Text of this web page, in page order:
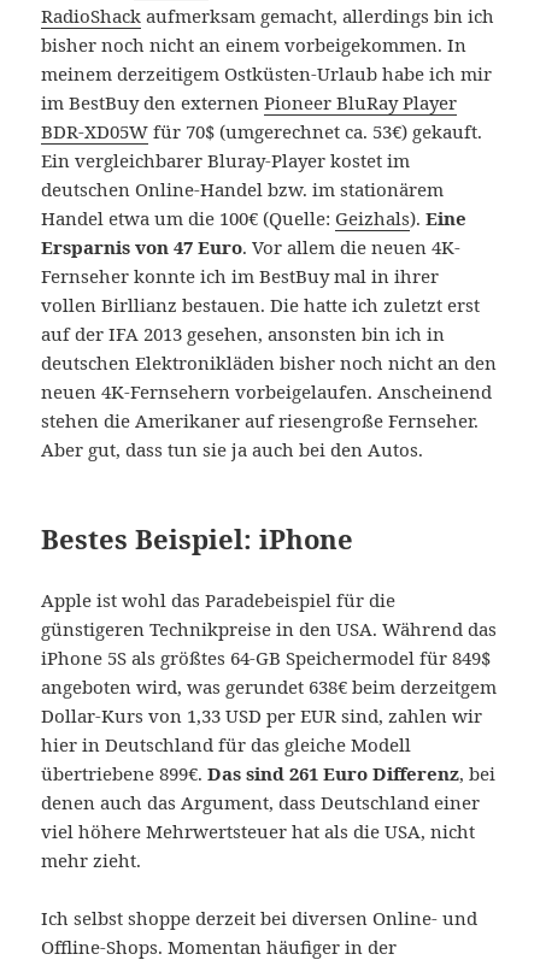
RadioShack aufmerksam gemacht, allerdings bin ich
bisher noch nicht an einem vorbeigekommen. In
meinem derzeitigem Ostküsten-Urlaub habe ich mir
im BestBuy den externenPioneer BluRay Player
BDR-XD05W für 70$ (umgerechnet ca. 53€) gekauft.
Ein vergleichbarer Bluray-Player kostet im
deutschen Online-Handel bzw. im stationärem
Handel etwa um die 100€ (Quelle: Geizhals).Eine
Ersparnis von 47 Euro. Vor allem die neuen 4K-
Fernseher konnte ich im BestBuy mal in ihrer
vollen Birllianz bestauen. Die hatte ich zuletzt erst
auf der IFA 2013 gesehen, ansonsten bin ich in
deutschen Elektronikläden bisher noch nicht an den
neuen 4K-Fernsehern vorbeigelaufen. Anscheinend
stehen die Amerikaner auf riesengroße Fernseher.
Aber gut, dass tun sie ja auch bei den Autos.
Bestes Beispiel: iPhone
Apple ist wohl das Paradebeispiel für die
günstigeren Technikpreise in den USA. Während das
iPhone 5S als größtes 64-GB Speichermodel für 849$
angeboten wird, was gerundet 638€ beim derzeitgem
Dollar-Kurs von 1,33 USD per EUR sind, zahlen wir
hier in Deutschland für das gleiche Modell
übertriebene 899€.Das sind 261 Euro Differenz, bei
denen auch das Argument, dass Deutschland einer
viel höhere Mehrwertsteuer hat als die USA, nicht
mehr zieht.
Ich selbst shoppe derzeit bei diversen Online- und
Offline-Shops. Momentan häufiger in der